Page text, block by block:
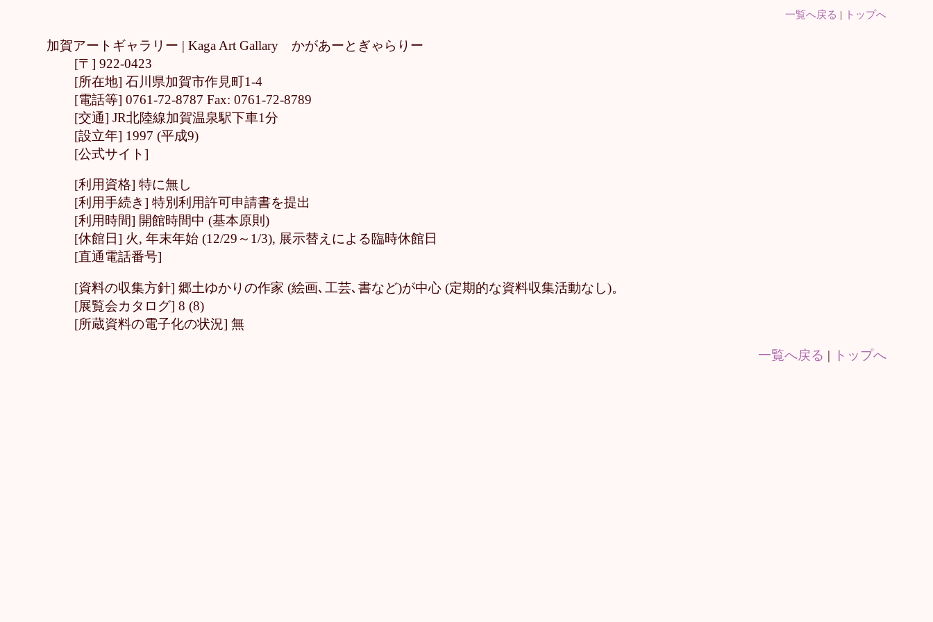
一覧へ戻る | トップへ
加賀アートギャラリー |Kaga Art Gallary かがあーとぎゃらりー
[〒] 922-0423
[所在地] 石川県加賀市作見町1-4
[電話等] 0761-72-8787 Fax: 0761-72-8789
[交通] JR北陸線加賀温泉駅下車1分
[設立年] 1997 (平成9)
[公式サイト]
[利用資格] 特に無し
[利用手続き] 特別利用許可申請書を提出
[利用時間] 開館時間中 (基本原則)
[休館日] 火, 年末年始 (12/29～1/3), 展示替えによる臨時休館日
[直通電話番号]
[資料の収集方針] 郷土ゆかりの作家 (絵画､工芸､書など)が中心 (定期的な資料収集活動なし)。
[展覧会カタログ] 8 (8)
[所蔵資料の電子化の状況] 無
一覧へ戻る | トップへ